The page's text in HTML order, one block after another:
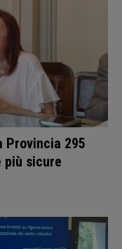
Provincia 295
più sicure